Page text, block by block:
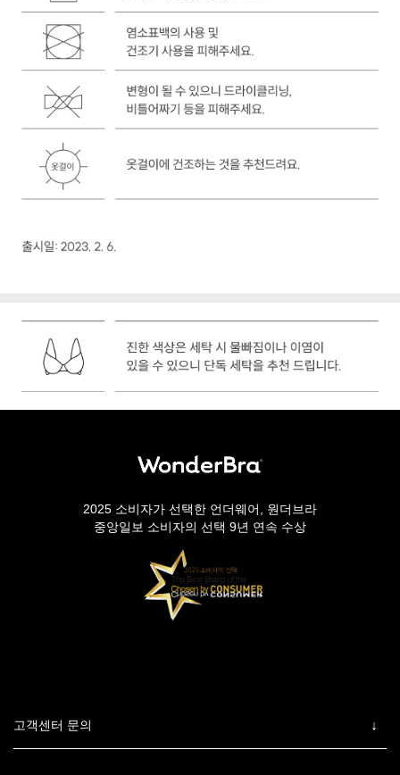
2025 소비자가 선택한 언더웨어, 원더브라
중앙일보 소비자의 선택 9년 연속 수상
고객센터 문의